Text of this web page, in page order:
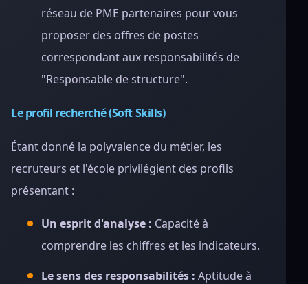
réseau de PME partenaires pour vous
proposer des offres de postes
correspondant aux responsabilités de
"Responsable de structure".
Le profil recherché (Soft Skills)
Étant donné la polyvalence du métier, les
recruteurs et l'école privilégient des profils
présentant :
Un esprit d'analyse : Capacité à
comprendre les chiffres et les indicateurs.
Le sens des responsabilités : Aptitude à